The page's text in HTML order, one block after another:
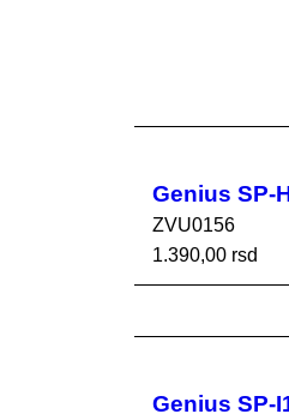
Genius SP-
ZVU0156
1.390,00 rsd
DODAJ U
Genius SP-